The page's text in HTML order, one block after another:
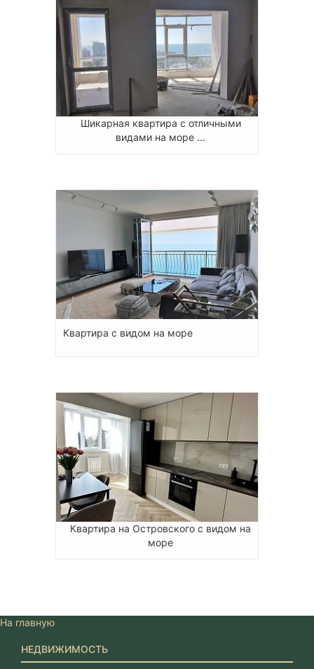
Шикарная квартира с отличными
видами на море ...
Квартира с видом на море
Квартира на Островского с видом на
море
На главную
НЕДВИЖИМОСТЬ